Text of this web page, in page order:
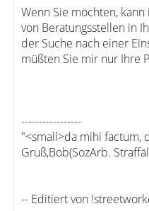
Wenn Sie möchten,
von Beratungsstellen in
der Suche nach einer
müßten Sie mir nur Ihre
-----------------
"<small>da mihi factum,
Gruß,Bob(SozArb.
-- Editiert von